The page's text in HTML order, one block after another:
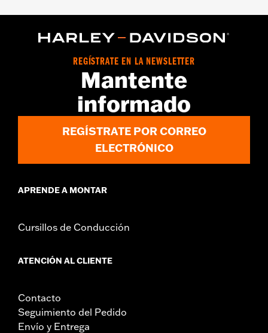
REGÍSTRATE EN LA NEWSLETTER
Mantente
informado
REGÍSTRATE POR CORREO
ELECTRÓNICO
APRENDE A MONTAR
Cursillos de Conducción
ATENCIÓN AL CLIENTE
Contacto
Seguimiento del Pedido
Envío y Entrega